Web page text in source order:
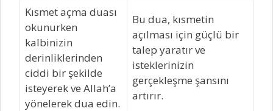
Kısmet açma duası
okunurken
kalbinizin
derinliklerinden
ciddi bir şekilde
isteyerek ve Allah’a
yönelerek dua edin.
Bu dua, kısmetin
açılması için güçlü bir
talep yaratır ve
isteklerinizin
gerçekleşme şansını
artırır.